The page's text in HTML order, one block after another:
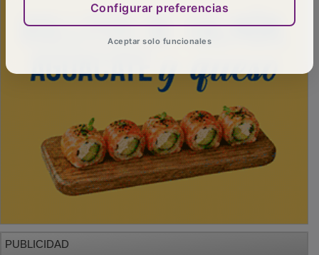
Configurar preferencias
Aceptar solo funcionales